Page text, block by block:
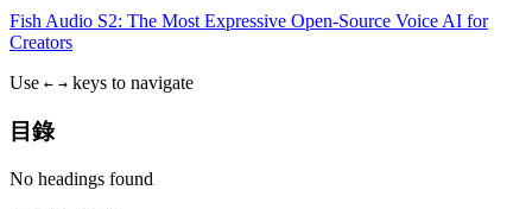
Fish Audio S2: The Most Expressive Open-Source Voice AI for
Creators
Use ← → keys to navigate
目錄
No headings found